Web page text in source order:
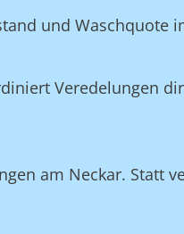
und
Veredelungen
am Neckar. Statt